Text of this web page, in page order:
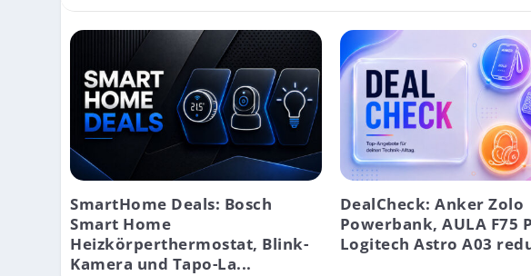
SmartHome Deals: Bosch
Smart Home
Heizkörperthermostat, Blink-
Kamera und Tapo-La...
DealCheck: Anker Zolo
Powerbank, AULA F75
Logitech Astro A03